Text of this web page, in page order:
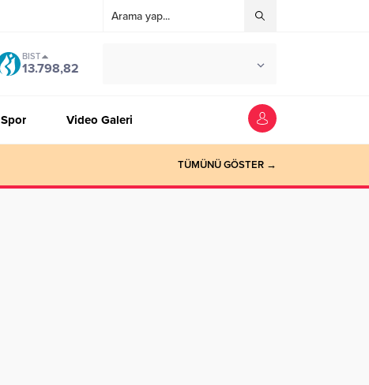
BIST
13.798,82
Spor Video Galeri
TÜMÜNÜ GÖSTER →